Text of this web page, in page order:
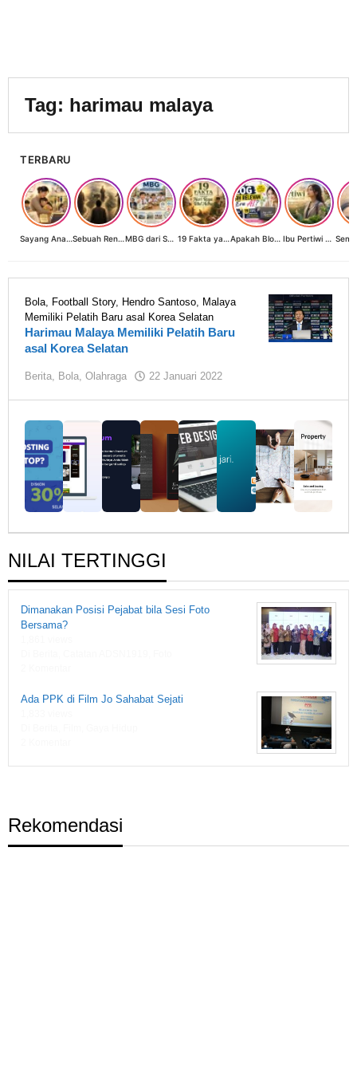
Tag: harimau malaya
TERBARU
Sayang Anak, Lindungi dan Bangun Masa Depan: Investasi Terbaik Seorang Perempuan untuk Dunia yang Lebih Baik Sebuah Renungan tentang Cahaya, Penantian, dan Harapan Kebangkitan Peradaban Nusantara MBG dari Sudut Pandang Ibu Rumah Tangga, Guru, dan Akademisi: Investasi Generasi Emas Indonesia 19 Fakta yang Jarang Diketahui tentang Hari Raya Idul Adha Apakah Blog Masih Relevan di Era AI? 19 Fakta & 19 Tips Blogger Bertahan Ibu Pertiwi Menyimpan Rahasia Cinta
Bola, Football Story, Hendro Santoso, Malaya
Memiliki Pelatih Baru asal Korea Selatan
Harimau Malaya Memiliki Pelatih Baru
asal Korea Selatan
Berita, Bola, Olahraga 22 Januari 2022
NILAI TERTINGGI
Dimanakan Posisi Pejabat bila Sesi Foto
Bersama?
Ada PPK di Film Jo Sahabat Sejati
Rekomendasi